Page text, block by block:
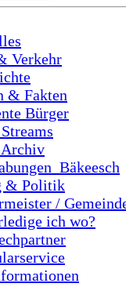
Verkehr
& Fakten
Bürger
& Politik
/
ich wo?